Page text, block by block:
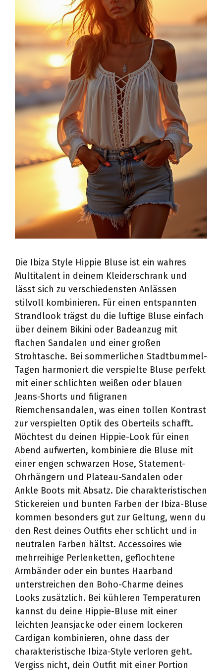
Die Ibiza Style Hippie Bluse ist ein wahres
Multitalent in deinem Kleiderschrank und
lässt sich zu verschiedensten Anlässen
stilvoll kombinieren. Für einen entspannten
Strandlook trägst du die luftige Bluse einfach
über deinem Bikini oder Badeanzug mit
flachen Sandalen und einer großen
Strohtasche. Bei sommerlichen Stadtbummel-
Tagen harmoniert die verspielte Bluse perfekt
mit einer schlichten weißen oder blauen
Jeans-Shorts und filigranen
Riemchensandalen, was einen tollen Kontrast
zur verspielten Optik des Oberteils schafft.
Möchtest du deinen Hippie-Look für einen
Abend aufwerten, kombiniere die Bluse mit
einer engen schwarzen Hose, Statement-
Ohrhängern und Plateau-Sandalen oder
Ankle Boots mit Absatz. Die charakteristischen
Stickereien und bunten Farben der Ibiza-Bluse
kommen besonders gut zur Geltung, wenn du
den Rest deines Outfits eher schlicht und in
neutralen Farben hältst. Accessoires wie
mehrreihige Perlenketten, geflochtene
Armbänder oder ein buntes Haarband
unterstreichen den Boho-Charme deines
Looks zusätzlich. Bei kühleren Temperaturen
kannst du deine Hippie-Bluse mit einer
leichten Jeansjacke oder einem lockeren
Cardigan kombinieren, ohne dass der
charakteristische Ibiza-Style verloren geht.
Vergiss nicht, dein Outfit mit einer Portion